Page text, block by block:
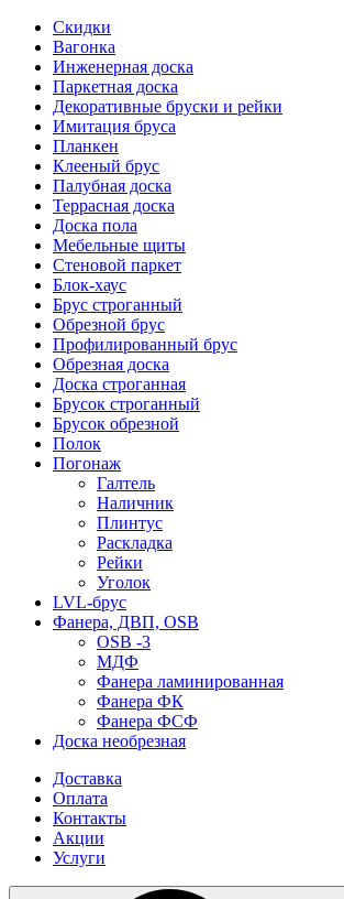
Скидки
Вагонка
Инженерная доска
Паркетная доска
Декоративные бруски и рейки
Имитация бруса
Планкен
Клееный брус
Палубная доска
Террасная доска
Доска пола
Мебельные щиты
Стеновой паркет
Блок-хаус
Брус строганный
Обрезной брус
Профилированный брус
Обрезная доска
Доска строганная
Брусок строганный
Брусок обрезной
Полок
Погонаж
Галтель
Наличник
Плинтус
Раскладка
Рейки
Уголок
LVL-брус
Фанера, ДВП, OSB
OSB -3
МДФ
Фанера ламинированная
Фанера ФК
Фанера ФСФ
Доска необрезная
Доставка
Оплата
Контакты
Акции
Услуги